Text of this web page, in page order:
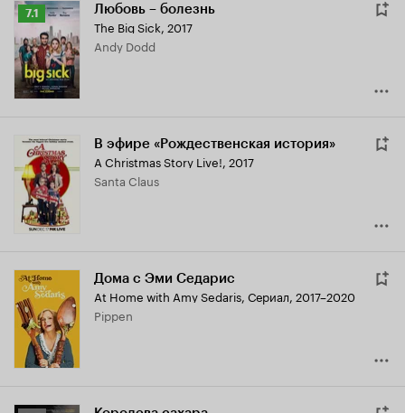
Рейтинг
Кинопоиска
7.1
7.1 Любовь – болезнь
The Big Sick, 2017
Andy Dodd
В эфире «Рождественская история»
A Christmas Story Live!, 2017
Santa Claus
Дома с Эми Седарис
At Home with Amy Sedaris, Сериал, 2017–2020
Pippen